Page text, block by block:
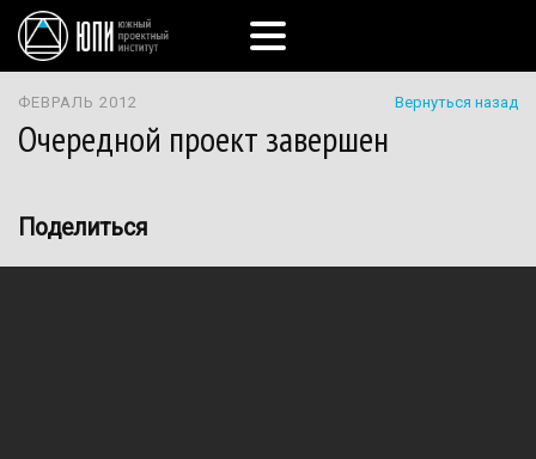
Вернуться назад
ФЕВРАЛЬ 2012
Очередной проект завершен
Поделиться